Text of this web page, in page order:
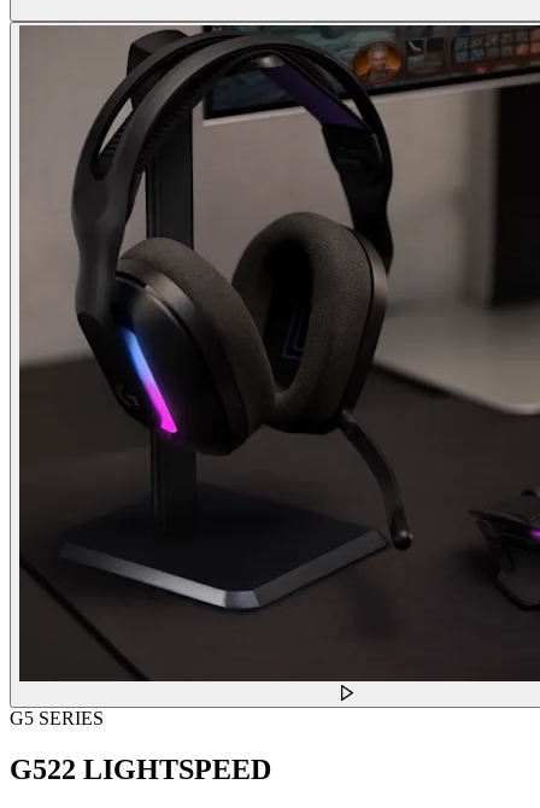
G5 SERIES
G522 LIGHTSPEED